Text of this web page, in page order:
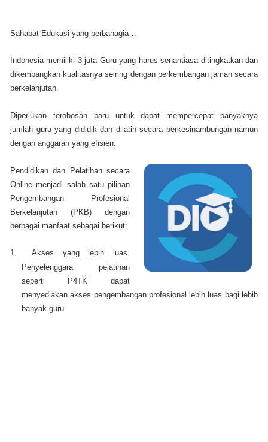
Sahabat Edukasi yang berbahagia…
Indonesia memiliki 3 juta Guru yang harus senantiasa ditingkatkan dan
dikembangkan kualitasnya seiring dengan perkembangan jaman secara
berkelanjutan.
Diperlukan terobosan baru untuk dapat mempercepat banyaknya
jumlah guru yang dididik dan dilatih secara berkesinambungan namun
dengan anggaran yang efisien.
Pendidikan dan Pelatihan secara
Online menjadi salah satu pilihan
Pengembangan Profesional
Berkelanjutan (PKB) dengan
berbagai manfaat sebagai berikut:
1.
Akses yang lebih luas.
Penyelenggara pelatihan
seperti P4TK dapat
menyediakan akses pengembangan profesional lebih luas bagi lebih
banyak guru.